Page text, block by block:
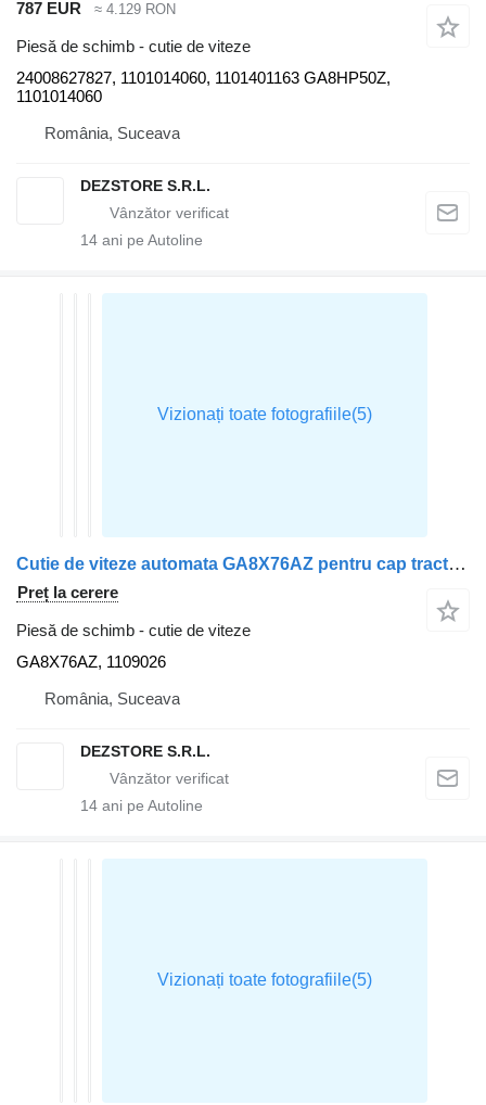
787 EUR ≈ 4.129 RON
Piesă de schimb - cutie de viteze
24008627827, 1101014060, 1101401163 GA8HP50Z,
1101014060
România, Suceava
DEZSTORE S.R.L.
14 ani pe Autoline
Cutie de viteze automata GA8X76AZ pentru cap tractor BMW X3
Preț la cerere
Piesă de schimb - cutie de viteze
GA8X76AZ, 1109026
România, Suceava
DEZSTORE S.R.L.
14 ani pe Autoline